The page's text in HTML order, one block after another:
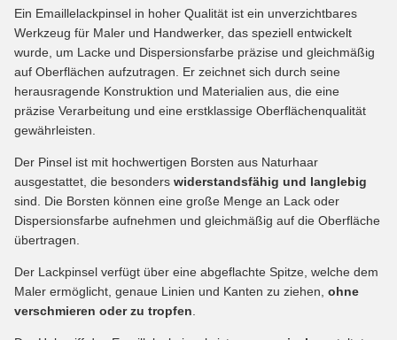
Ein Emaillelackpinsel in hoher Qualität ist ein unverzichtbares
Werkzeug für Maler und Handwerker, das speziell entwickelt
wurde, um Lacke und Dispersionsfarbe präzise und gleichmäßig
auf Oberflächen aufzutragen. Er zeichnet sich durch seine
herausragende Konstruktion und Materialien aus, die eine
präzise Verarbeitung und eine erstklassige Oberflächenqualität
gewährleisten.
Der Pinsel ist mit hochwertigen Borsten aus Naturhaar
ausgestattet, die besonders widerstandsfähig und langlebig
sind. Die Borsten können eine große Menge an Lack oder
Dispersionsfarbe aufnehmen und gleichmäßig auf die Oberfläche
übertragen.
Der Lackpinsel verfügt über eine abgeflachte Spitze, welche dem
Maler ermöglicht, genaue Linien und Kanten zu ziehen, ohne
verschmieren oder zu tropfen